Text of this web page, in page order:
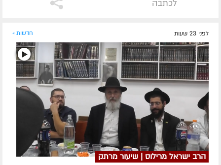
לכתבה
לפני 23 שעות חדשות »
הרב ישראל מרילוס | שיעור מרתק